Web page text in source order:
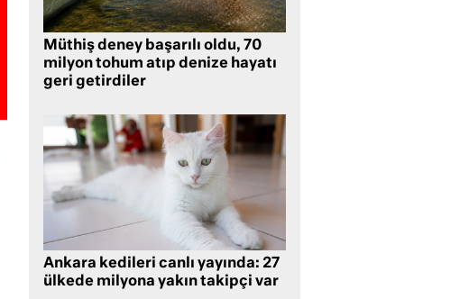
Müthiş deney başarılı oldu, 70
milyon tohum atıp denize hayatı
geri getirdiler
Ankara kedileri canlı yayında: 27
ülkede milyona yakın takipçi var